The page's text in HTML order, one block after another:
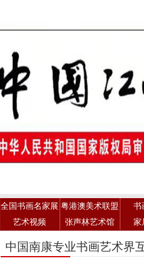
全国书画名家展 粤港澳美术联盟
书
艺术视频 张声林艺术馆 家
中国南康专业书画艺术界